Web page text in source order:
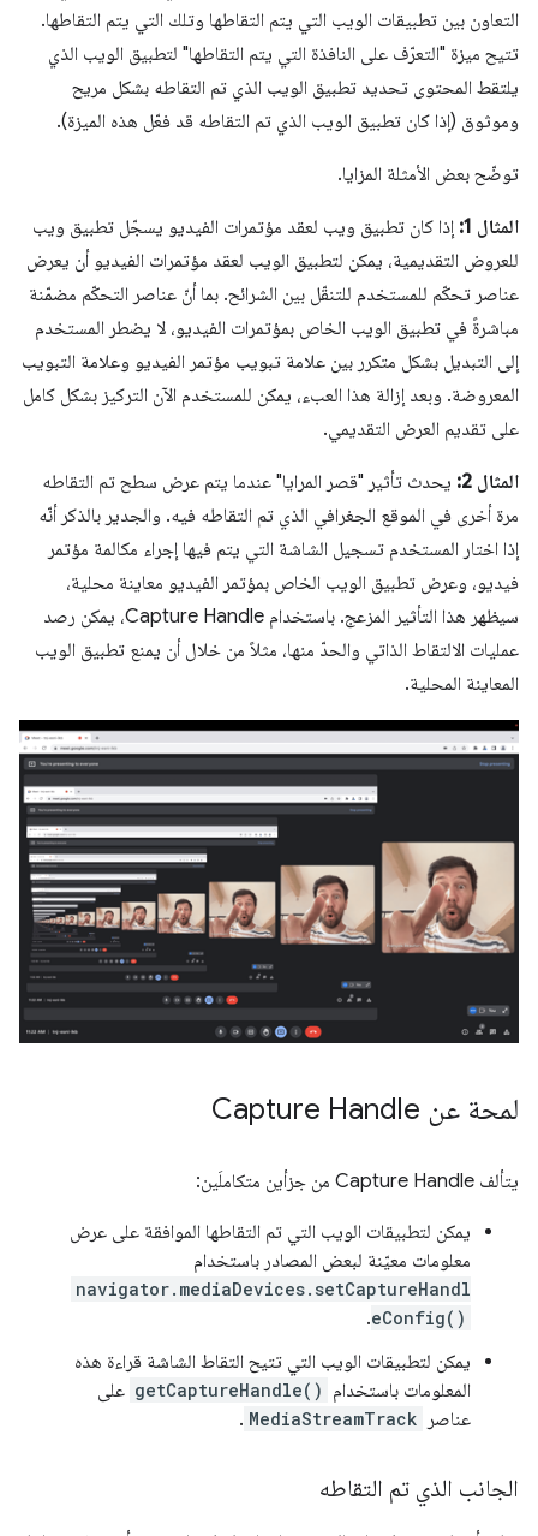
التعاون بين تطبيقات الويب التي يتم التقاطها وتلك التي يتم التقاطها.
تتيح ميزة "التعرّف على النافذة التي يتم التقاطها" لتطبيق الويب الذي
يلتقط المحتوى تحديد تطبيق الويب الذي تم التقاطه بشكل مريح
وموثوق (إذا كان تطبيق الويب الذي تم التقاطه قد فعّل هذه الميزة).
توضّح بعض الأمثلة المزايا.
المثال 1:
إذا كان تطبيق ويب لعقد مؤتمرات الفيديو يسجّل تطبيق ويب
للعروض التقديمية، يمكن لتطبيق الويب لعقد مؤتمرات الفيديو أن يعرض
عناصر تحكّم للمستخدم للتنقّل بين الشرائح. بما أنّ عناصر التحكّم مضمّنة
مباشرةً في تطبيق الويب الخاص بمؤتمرات الفيديو، لا يضطر المستخدم
إلى التبديل بشكل متكرر بين علامة تبويب مؤتمر الفيديو وعلامة التبويب
المعروضة. وبعد إزالة هذا العبء، يمكن للمستخدم الآن التركيز بشكل كامل
على تقديم العرض التقديمي.
المثال 2:
يحدث تأثير "قصر المرايا" عندما يتم عرض سطح تم التقاطه
مرة أخرى في الموقع الجغرافي الذي تم التقاطه فيه. والجدير بالذكر أنّه
إذا اختار المستخدم تسجيل الشاشة التي يتم فيها إجراء مكالمة مؤتمر
فيديو، وعرض تطبيق الويب الخاص بمؤتمر الفيديو معاينة محلية،
سيظهر هذا التأثير المزعج. باستخدام Capture Handle، يمكن رصد
عمليات الالتقاط الذاتي والحدّ منها، مثلاً من خلال أن يمنع تطبيق الويب
المعاينة المحلية.
لمحة عن Capture Handle
يتألف Capture Handle من جزأين متكاملَين:
يمكن لتطبيقات الويب التي تم التقاطها الموافقة على عرض
معلومات معيّنة لبعض المصادر باستخدام
navigator.mediaDevices.setCaptureHandl
eConfig()
.
يمكن لتطبيقات الويب التي تتيح التقاط الشاشة قراءة هذه
المعلومات باستخدام getCaptureHandle() على
عناصر
MediaStreamTrack
.
الجانب الذي تم التقاطه